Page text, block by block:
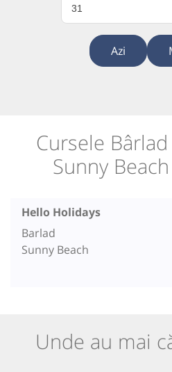
31
Azi
Cursele
Sunny
Hello Holidays
Barlad
Sunny Beach
Unde au mai